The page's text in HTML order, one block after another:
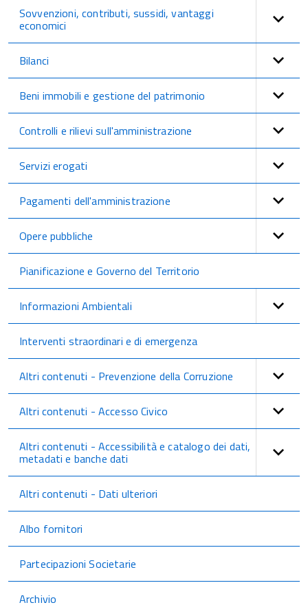
Sovvenzioni, contributi, sussidi, vantaggi
economici
Bilanci
Beni immobili e gestione del patrimonio
Controlli e rilievi sull'amministrazione
Servizi erogati
Pagamenti dell'amministrazione
Opere pubbliche
Pianificazione e Governo del Territorio
Informazioni Ambientali
Interventi straordinari e di emergenza
Altri contenuti - Prevenzione della Corruzione
Altri contenuti - Accesso Civico
Altri contenuti - Accessibilità e catalogo dei dati,
metadati e banche dati
Altri contenuti - Dati ulteriori
Albo fornitori
Partecipazioni Societarie
Archivio